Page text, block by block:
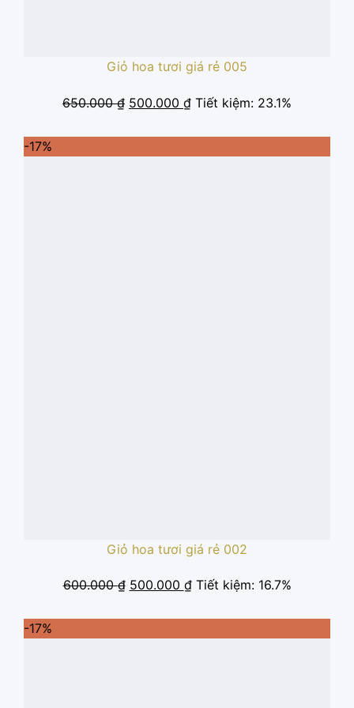
Giỏ hoa tươi giá rẻ 005
650.000₫ Giá
là:
650.000 ₫.
500.000 ₫Giá
tại
là:
Tiết kiệm: 23.1%
-17%
Giỏ hoa tươi giá rẻ 002
600.000₫ Giá
là:
600.000 ₫.
500.000 ₫Giá
tại
là:
Tiết kiệm: 16.7%
-17%